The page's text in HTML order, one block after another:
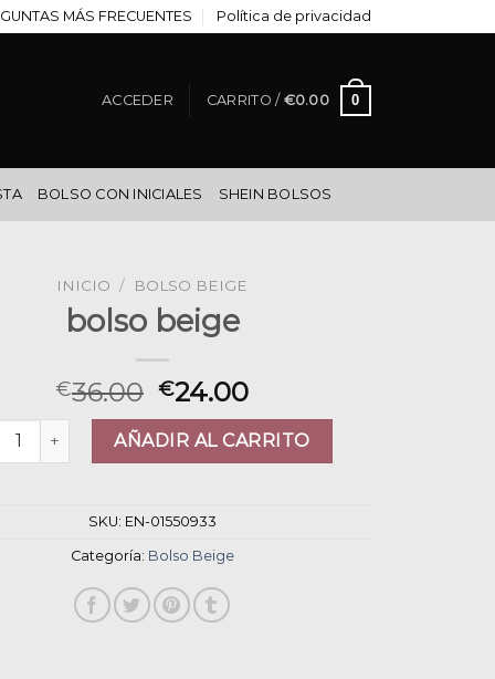
MÁS FRECUENTES Política de privacidad
ACCEDER CARRITO / €0.00 0
BOLSO CON INICIALES SHEIN BOLSOS
INICIO / BOLSO BEIGE
bolso beige
€36.00 €24.00
beige cantidadAÑADIR AL CARRITO
SKU: EN-01550933
Categoría: Bolso Beige